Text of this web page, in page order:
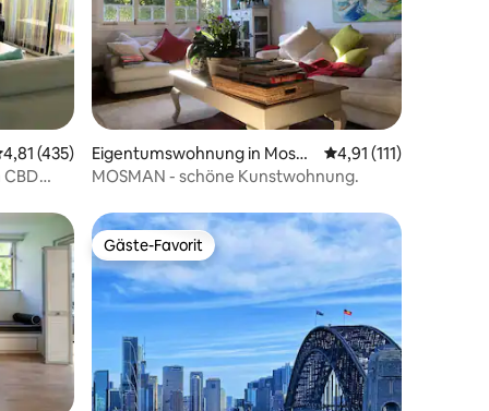
Bewertungen
Bewertung: 4,81 von 5, 435 Bewertungen
4,81 (435)
Eigentumswohnung in Mosm
an
Durchschnittliche
4,91 (111)
MOSMAN - schöne Kunstwohnung.
Gäste-Favorit
Gäste-Favorit